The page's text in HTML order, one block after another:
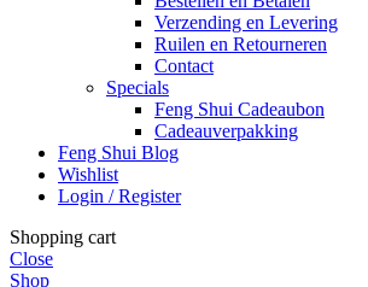
Verzending en Levering
Ruilen en Retourneren
Contact
Specials
Feng Shui Cadeaubon
Cadeauverpakking
Feng Shui Blog
Wishlist
Login / Register
Shopping cart
Close
Shop